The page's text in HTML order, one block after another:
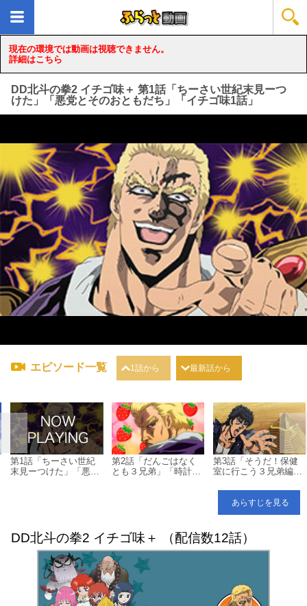
現在の環境では動画は視聴できません。
詳細はこちら
DD北斗の拳2 イチゴ味＋ 第1話「ちーさい世紀末見ーつ
けた」「悪党とそのおともだち」「イチゴ味1話」
loading...
エピソード一覧 1話から 最新話から
第1話「ちーさい世紀
末見ーつけた」「悪党
第2話「だんごはなく
とも３兄弟」「時計台
第3話「そうだ！保健
室に行こう３兄弟編」
道路」「イチゴ味3
あらすじを見る
DD北斗の拳2 イチゴ味＋ （配信数12話）